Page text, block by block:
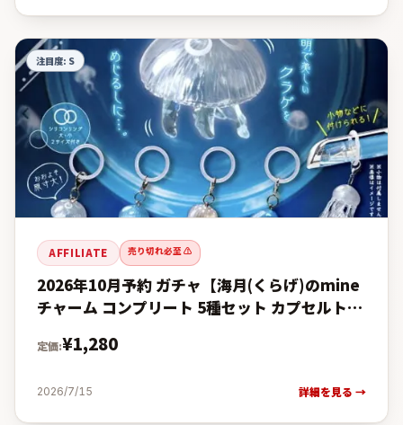
注目度: S
AFFILIATE 売り切れ必至 ⚠️
2026年10月予約 ガチャ【海月(くらげ)のmine
チャーム コンプリート 5種セット カプセルト
Amazon価格比較
定価:¥1,280
2026/7/15 詳細を見る →